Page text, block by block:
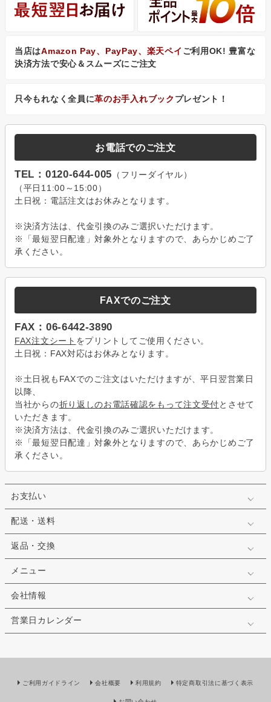
当店はAmazon Pay、PayPay、楽天ペイ ご利用OK! 豊富な
決済方法で安心＆スムーズにご注文
只今もれなく全員に革のお手入れブック プレゼント！
お電話でのご注文
TEL：0120-644-005 （フリーダイヤル）
（平日11:00～15:00）
土日祝：電話注文はお休みとなります。
※決済方法は、代金引換のみご選択いただけます。
※「最短翌日配達」対象外となりますので、あらかじめご了
承ください。
FAXでのご注文
FAX：06-6442-3890
FAX注文シート をプリントしてご使用ください。
土日祝：FAX対応はお休みとなります。
※土日祝もFAXでのご注文はいただけますが、平日翌営業日
以降、
当社からの折り返しのお電話確認をもって注文受付とさせて
いただきます。
※決済方法は、代金引換のみご選択いただけます。
※「最短翌日配達」対象外となりますので、あらかじめご了
承ください。
お支払い
配送・送料
返品・交換
メニュー
会社情報
営業日カレンダー
ご利用ガイドライン 会社概要 利用規約 特定商取引法に基づく表示